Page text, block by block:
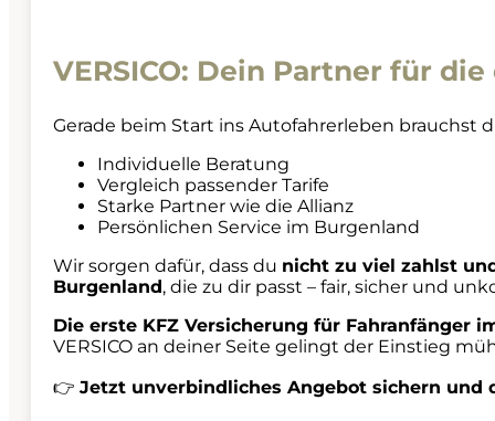
VERSICO: Dein Partner für
Gerade beim Start ins Autofahrerleben brauchst
Individuelle Beratung
Vergleich passender Tarife
Starke Partner wie die Allianz
Persönlichen Service im Burgenland
Wir sorgen dafür, dass du nicht zu viel zahlst
Burgenland, die zu dir passt – fair, sicher und
Die erste KFZ Versicherung für Fahranfänger
VERSICO an deiner Seite gelingt der Einstieg
👉 Jetzt unverbindliches Angebot sichern und